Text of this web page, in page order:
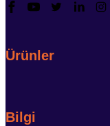
Ürünler
Bilgi